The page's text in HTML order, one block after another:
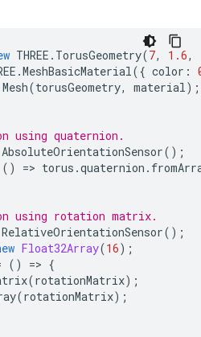
THREE . TorusGeometry(7, 1.6,
.MeshBasicMaterial({ color :
Mesh(torusGeometry, material);
using quaternion.
AbsoluteOrientationSensor();
() => torus .quaternion .
using rotation matrix.
RelativeOrientationSensor();
Float32Array(16);
() => {
(rotationMatrix);
(rotationMatrix);